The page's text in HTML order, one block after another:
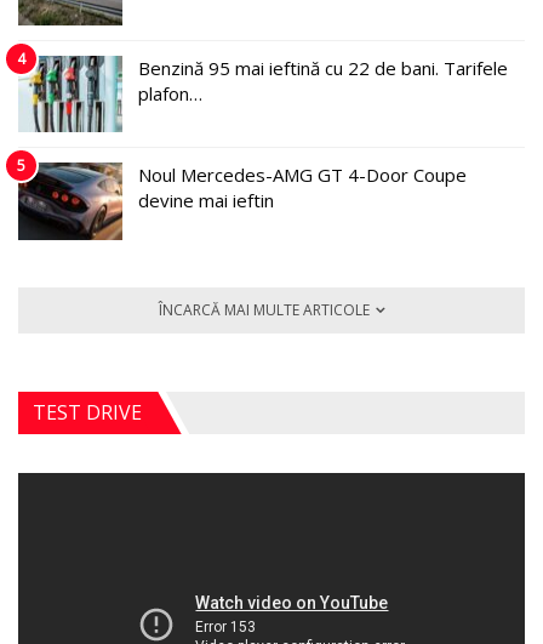
4
Benzină 95 mai ieftină cu 22 de bani. Tarifele
plafon…
5
Noul Mercedes-AMG GT 4-Door Coupe
devine mai ieftin
ÎNCARCĂ MAI MULTE ARTICOLE
TEST DRIVE